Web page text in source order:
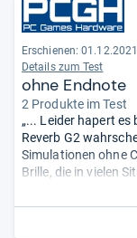
Erschienen: 01.12.2021
Details zum Test
ohne Endnote
2 Produkte im Test
„... Leider hapert
Reverb G2
Simulationen ohne
Brille, die in vielen
und für einen Preis
Preis-Leistungs-